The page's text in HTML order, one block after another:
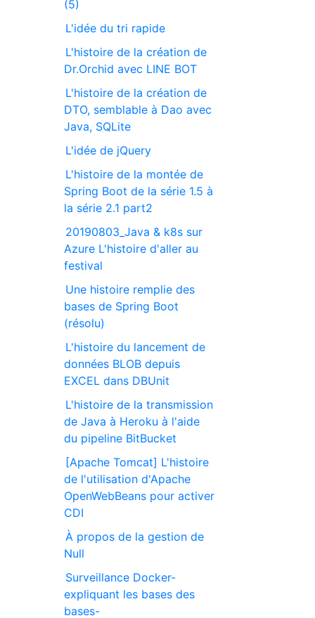
(5)
L'idée du tri rapide
L'histoire de la création de
Dr.Orchid avec LINE BOT
L'histoire de la création de
DTO, semblable à Dao avec
Java, SQLite
L'idée de jQuery
L'histoire de la montée de
Spring Boot de la série 1.5 à
la série 2.1 part2
20190803_Java & k8s sur
Azure L'histoire d'aller au
festival
Une histoire remplie des
bases de Spring Boot
(résolu)
L'histoire du lancement de
données BLOB depuis
EXCEL dans DBUnit
L'histoire de la transmission
de Java à Heroku à l'aide
du pipeline BitBucket
[Apache Tomcat] L'histoire
de l'utilisation d'Apache
OpenWebBeans pour activer
CDI
À propos de la gestion de
Null
Surveillance Docker-
expliquant les bases des
bases-